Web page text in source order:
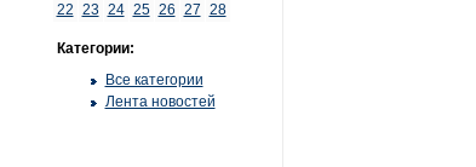
22 23 24 25 26 27 28
Категории:
Все категории
Лента новостей